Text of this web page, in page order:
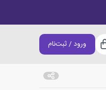
سبد خرید
ورود / ثبت‌نام